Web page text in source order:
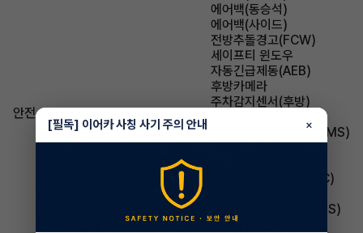
안전
에어백(동승석)
에어백(사이드)
전방추돌경고(FCW)
세이프티 윈도우
자동긴급제동(AEB)
후방카메라
주차감지센서(후방)
타이어 공기압감지(TPMS)
차선이탈경보(LDWS)
차체자세제어장치(ESC)
브레이크 잠김 방지(ABS)
차선유지지원(LKAS)
[필독] 이어카 사칭 사기 주의 안내 ×